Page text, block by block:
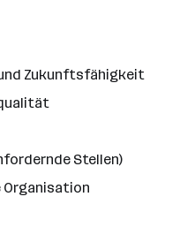
Zukunftsfähigkeit
Stellen)
Organisation